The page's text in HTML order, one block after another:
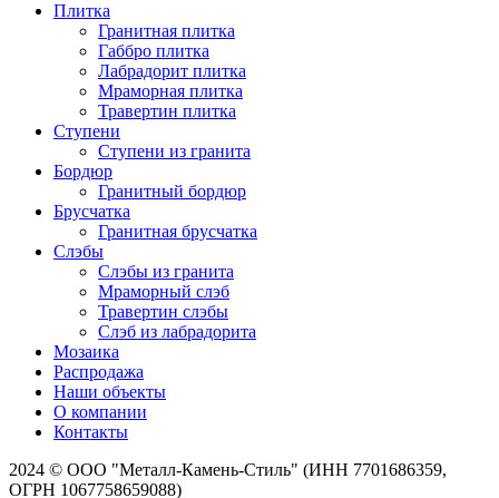
Плитка
Гранитная плитка
Габбро плитка
Лабрадорит плитка
Мраморная плитка
Травертин плитка
Ступени
Ступени из гранита
Бордюр
Гранитный бордюр
Брусчатка
Гранитная брусчатка
Слэбы
Слэбы из гранита
Мраморный слэб
Травертин слэбы
Слэб из лабрадорита
Мозаика
Распродажа
Наши объекты
О компании
Контакты
2024 © ООО "Металл-Камень-Стиль" (ИНН 7701686359,
ОГРН 1067758659088)